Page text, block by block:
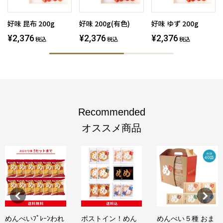
好味 昆布 200g
¥2,376 税込
好味 200g(有色)
¥2,376 税込
好味 ゆず 200g
¥2,376 税込
Recommended
オススメ商品
めんべいﾌﾟﾚｰﾝわれ ポストイン！めん めんべい５種 おま